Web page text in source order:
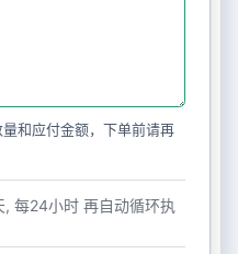
和应付金额，下单前请再
每24小时 再自动循环执